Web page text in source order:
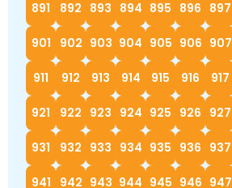
891 892 893 894 895 896 897
901 902 903 904 905 906 907
911 912 913 914 915 916 917
921 922 923 924 925 926 927
931 932 933 934 935 936 937
941 942 943 944 945 946 947